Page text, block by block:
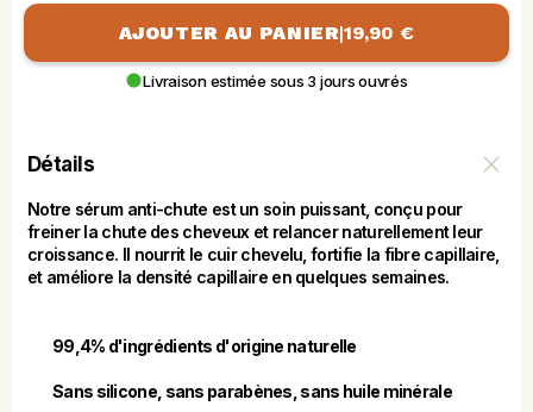
AJOUTER AU PANIER|19,90 €
Livraison estimée sous 3 jours ouvrés
Détails
Notre sérum anti-chute est un soin puissant, conçu pour
freiner la chute des cheveux et relancer naturellement leur
croissance. Il nourrit le cuir chevelu, fortifie la fibre capillaire,
et améliore la densité capillaire en quelques semaines.
99,4% d'ingrédients d'origine naturelle
Sans silicone, sans parabènes, sans huile minérale